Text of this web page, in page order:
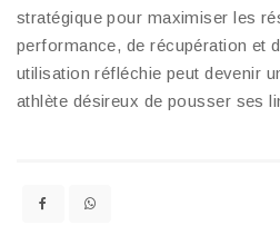
stratégique pour maximiser les
performance, de récupération et
utilisation réfléchie peut devenir
athlète désireux de pousser ses